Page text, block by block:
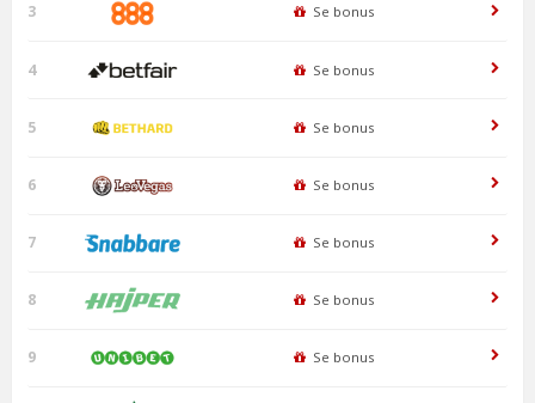
3 Se bonus
4 Se bonus
5 Se bonus
6 Se bonus
7 Se bonus
8 Se bonus
9 Se bonus